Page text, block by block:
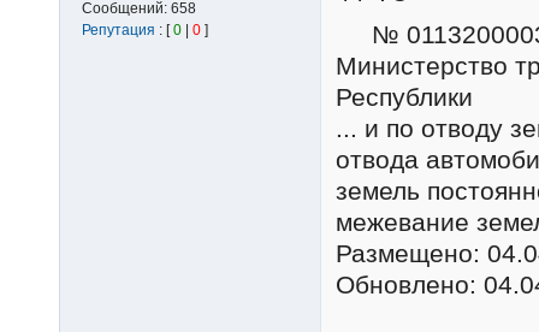
Сообщений: 658
Репутация : [0 | 0 ]
№
Министерство
Республики
... и по отводу
отвода
земель
межевание
Размещено:
Обновлено: